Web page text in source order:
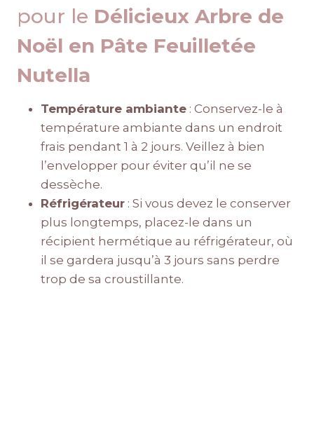
pour le Délicieux Arbre de
Noël en Pâte Feuilletée
Nutella
Température ambiante : Conservez-le à
température ambiante dans un endroit
frais pendant 1 à 2 jours. Veillez à bien
l’envelopper pour éviter qu’il ne se
dessèche.
Réfrigérateur : Si vous devez le conserver
plus longtemps, placez-le dans un
récipient hermétique au réfrigérateur, où
il se gardera jusqu’à 3 jours sans perdre
trop de sa croustillante.